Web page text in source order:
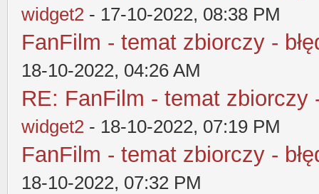
widget2 - 17-10-2022, 08:38 PM
FanFilm - temat zbiorczy -
18-10-2022, 04:26 AM
RE: FanFilm - temat zbiorczy
widget2 - 18-10-2022, 07:19 PM
FanFilm - temat zbiorczy -
18-10-2022, 07:32 PM